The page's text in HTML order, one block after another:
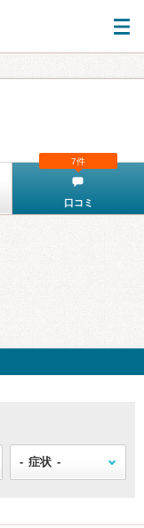
口コミ
7件